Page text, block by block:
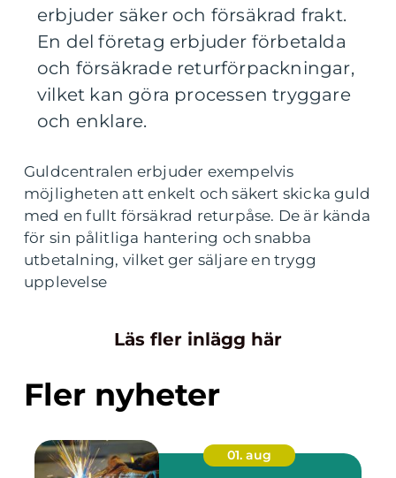
erbjuder säker och försäkrad frakt.
En del företag erbjuder förbetalda
och försäkrade returförpackningar,
vilket kan göra processen tryggare
och enklare.
Guldcentralen erbjuder exempelvis
möjligheten att enkelt och säkert skicka guld
med en fullt försäkrad returpåse. De är kända
för sin pålitliga hantering och snabba
utbetalning, vilket ger säljare en trygg
upplevelse
Läs fler inlägg här
Fler nyheter
01. aug